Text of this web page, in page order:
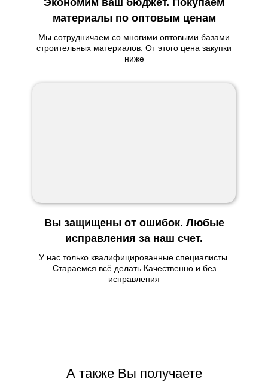
Экономим ваш бюджет. Покупаем
материалы по оптовым ценам
Мы сотрудничаем со многими оптовыми базами
строительных материалов. От этого цена закупки
ниже
Вы защищены от ошибок. Любые
исправления за наш счет.
У нас только квалифицированные специалисты.
Стараемся всё делать Качественно и без
исправления
А также Вы получаете